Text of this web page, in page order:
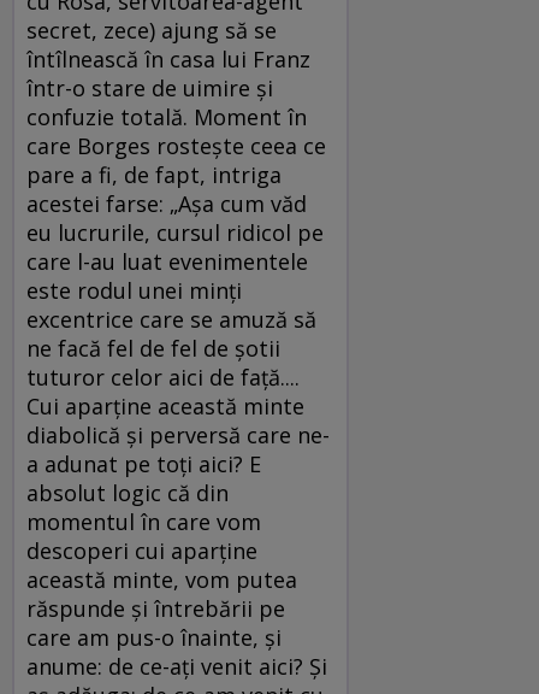
secret, zece) ajung să se
întîlnească în casa lui Franz
într-o stare de uimire şi
confuzie totală. Moment în
care Borges rosteşte ceea ce
pare a fi, de fapt, intriga
acestei farse: „Aşa cum văd
eu lucrurile, cursul ridicol pe
care l-au luat evenimentele
este rodul unei minţi
excentrice care se amuză să
ne facă fel de fel de şotii
tuturor celor aici de faţă....
Cui aparţine această minte
diabolică şi perversă care ne-
a adunat pe toţi aici? E
absolut logic că din
momentul în care vom
descoperi cui aparţine
această minte, vom putea
răspunde şi întrebării pe
care am pus-o înainte, şi
anume: de ce-aţi venit aici? Şi